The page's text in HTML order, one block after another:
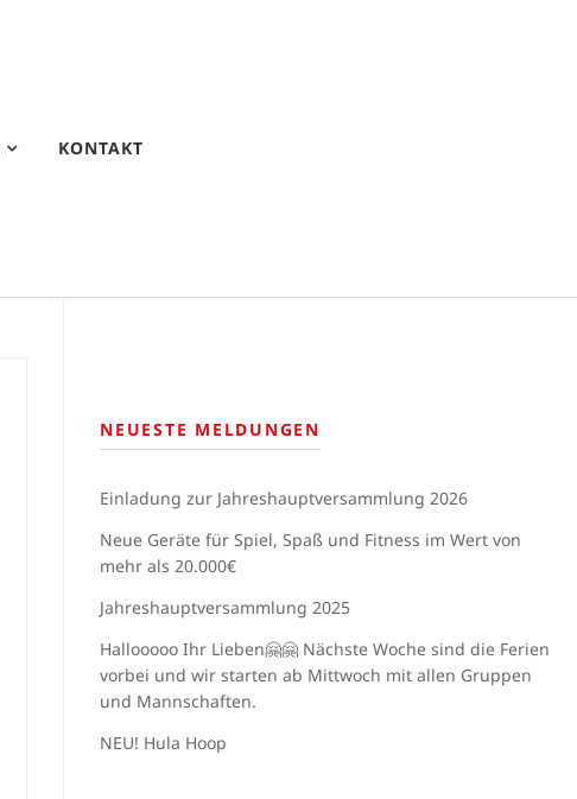
KONTAKT
NEUESTE MELDUNGEN
Einladung zur Jahreshauptversammlung 2026
Neue Geräte für Spiel, Spaß und Fitness im Wert von
mehr als 20.000€
Jahreshauptversammlung 2025
Hallooooo Ihr Lieben🤗🤗 Nächste Woche sind die Ferien
vorbei und wir starten ab Mittwoch mit allen Gruppen
und Mannschaften.
NEU! Hula Hoop